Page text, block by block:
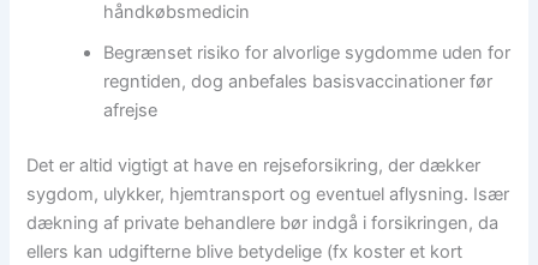
håndkøbsmedicin
Begrænset risiko for alvorlige sygdomme uden for
regntiden, dog anbefales basisvaccinationer før
afrejse
Det er altid vigtigt at have en rejseforsikring, der dækker
sygdom, ulykker, hjemtransport og eventuel aflysning. Især
dækning af private behandlere bør indgå i forsikringen, da
ellers kan udgifterne blive betydelige (fx koster et kort